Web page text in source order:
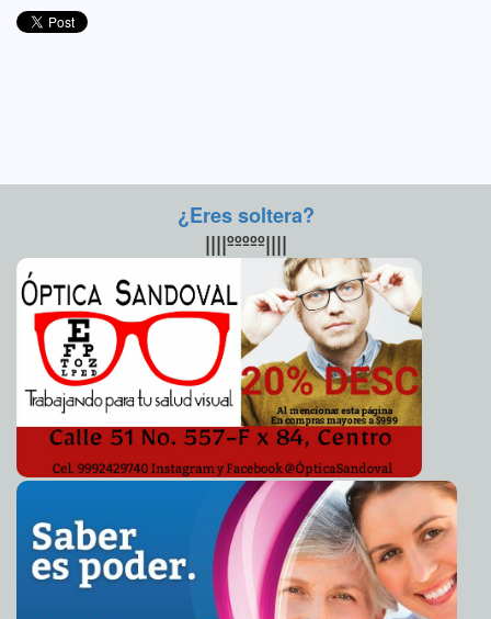
2016-08-04 11:10:12
2016-08-04 10:43:36 Universidad Modelo se une a campaña de lactancia
Claudia Sofía Gómez Infante
Alfredo Adame disfruta besar a Aylin Mujica
2016-08-03 11:02:26 Urgen a crear campaña para evitar tirar colillas en la
calle Claudia Sofía Gómez Infante
2016-08-03 11:00:02 Pedro Fernández busca reconquistar al público
Alicia Briceño Sánchez
2016-08-03 10:57:28 Beatriz Zavala exige mejor respuesta del gobierno ante
Donald Trump Jorge Armando León Borges
2016-08-03 10:54:21 Duarte denuncia a Yunes por enriquecimiento ilícito
2016-08-03 10:52:16 Jalisco, el primer estado en eliminar el fuero
Briceño Sánchez
2016-08-03 10:50:13 Peter Hook publicará tercer libro Jorge Armando León Borges
2016-08-03 10:42:18 Diputas del PRI y PVEM rechazan iniciativas de Peña
Nieto Carmen Alicia Briceño Sánchez
2016-08-03 10:39:21 2017, ¿primer año del turismo espacial? Jorge Armando
León Borges
¿Por qué Isis odia a Occidente? Jorge Armando León Borges
¿Eres soltera?
||||ººººº||||